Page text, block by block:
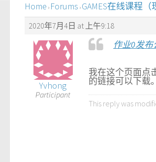
Home › Forums › GAMES在线课程
2020年7月4日 at 上午9:18
Yvhong
Participant
作业0发布
我在这个页面点
的链接可以下载
This reply was